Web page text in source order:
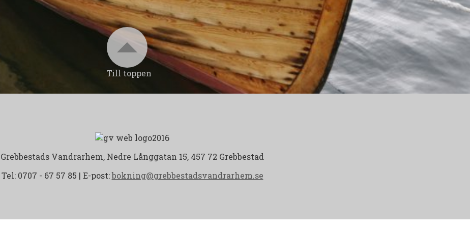
Till toppen
Grebbestads Vandrarhem, Nedre Långgatan 15, 457 72 Grebbestad
Tel: 0707 - 67 57 85 | E-post:bokning@grebbestadsvandrarhem.se